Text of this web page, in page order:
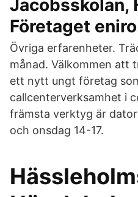
Jacobsskolan,
Företaget
Övriga erfarenheter.
månad. Välkommen att
ett nytt ungt företag
callcenterverksamhet i
främsta verktyg är
och onsdag 14-17.